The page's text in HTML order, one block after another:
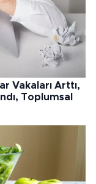
Vakaları Arttı,
Toplumsal